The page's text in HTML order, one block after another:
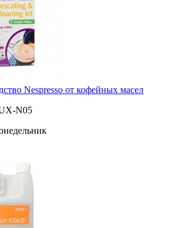
Nespresso от кофейных масел
N05